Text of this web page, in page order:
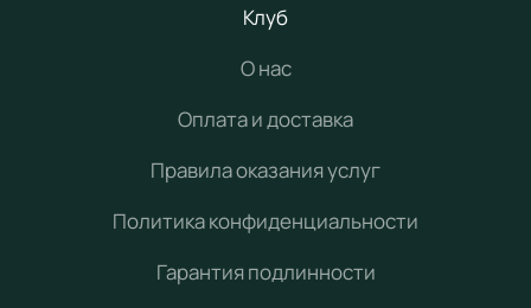
Клуб
О нас
Оплата и доставка
Правила оказания услуг
Политика конфиденциальности
Гарантия подлинности